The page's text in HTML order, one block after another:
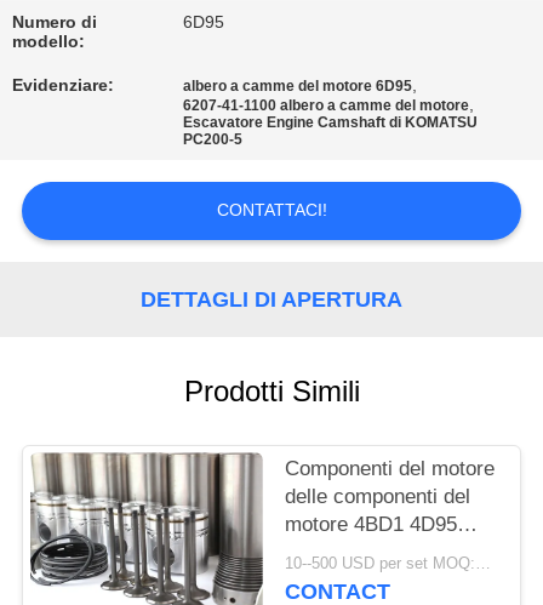
CONTATTICI
NOTIZIE
RICHIEDA
UNA
CITAZIONE
PRIVACY
POLICY
Numero di
modello:
6D95
Evidenziare: albero a camme del motore 6D95,
6207-41-1100 albero a camme del motore,
Escavatore Engine Camshaft di KOMATSU
PC200-5
CONTATTACI!
DETTAGLI DI APERTURA
Prodotti Simili
Componenti del motore
delle componenti del
motore 4BD1 4D95
dell'escavatore di
KOMATSU PC200
10--500 USD per set MOQ:Un Set
CONTACT